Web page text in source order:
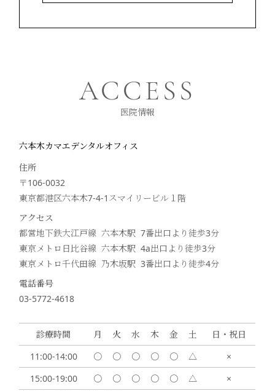
ACCESS
医院情報
六本木カマエデンタルオフィス
住所
〒106-0032
東京都港区六本木7-4-1スマイリービル１階
アクセス
都営地下鉄大江戸線 六本木駅 7番出口より徒歩3分
東京メトロ日比谷線 六本木駅 4a出口より徒歩3分
東京メトロ千代田線 乃木坂駅 3番出口より徒歩4分
電話番号
03-5772-4618
診療時間 月 火 水 木 金 土
日・祝日
11:00-14:00
〇 〇 〇 〇 〇 △
×
15:00-19:00
〇 〇 〇 〇 〇 △
×